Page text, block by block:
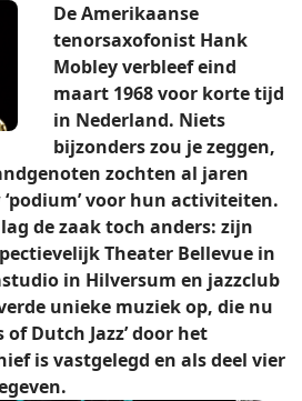
De Amerikaanse
tenorsaxofonist Hank
Mobley verbleef eind
maart 1968 voor korte tijd
in Nederland. Niets
bijzonders zou je zeggen,
zochten al jaren
voor hun activiteiten.
de zaak toch anders: zijn
Theater Bellevue in
in Hilversum en jazzclub
unieke muziek op, die nu
of Dutch Jazz’ door het
is vastgelegd en als deel vier